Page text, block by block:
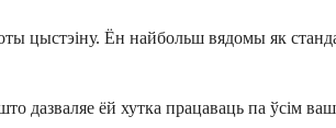
цыстэіну. Ён найбольш вядомы як
дазваляе ёй хутка працаваць па ўсім